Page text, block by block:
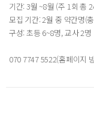
기간: 3월 ~8월 (주 1회 총
모집 기간: 2월 중 약간명(
구성: 초등 6~8명, 교사 2명
070 7747 5522(홈페이지